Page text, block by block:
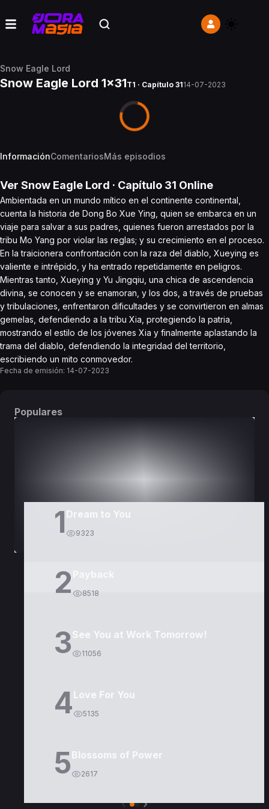
Snow Eagle Lord
Snow Eagle Lord 1x31T1 · Capítulo 3114-07-2023
InformaciónComentariosMás episodios
Ver Snow Eagle Lord · Capítulo 31 Online
Ambientada en un mundo mítico en el continente continental,
cuenta la historia de Dong Bo Xue Ying, quien se embarca en un
viaje para salvar a sus padres, quienes fueron arrestados por la
tribu Mo Yang por violar las reglas; y su crecimiento en el proceso.
En la traicionera confrontación con la raza del diablo, Xueying es
valiente e intrépido, y ha entrado repetidamente en peligros.
Mientras tanto, Xueying y Yu Jingqiu, una chica de ascendencia
divina, se conocen y se enamoran, y los dos, a través de pruebas
y tribulaciones, enfrentaron dificultades y se convirtieron en almas
gemelas, defendiendo a la tribu Xia, protegiendo la patria,
mostrando el estilo de los jóvenes Xia y finalmente aplastando la
trama del diablo, defendiendo la integridad del territorio,
escribiendo un mito conmovedor.
Fecha de emisión: 14-07-2023
Populares
1 Dream to You
9323
2 8518
3See You at Work Tomorrow!
11056
4Love For You
5135
5Blossoms of Power
2617